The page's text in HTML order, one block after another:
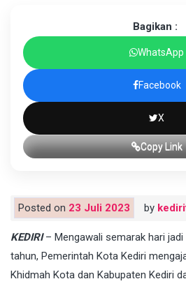
Bagikan :
WhatsApp
Facebook
X
Copy Link
Posted on 23 Juli 2023 by
KEDIRI– Mengawali semarak hari jadi
tahun, Pemerintah Kota Kediri
Khidmah Kota dan Kabupaten Kediri